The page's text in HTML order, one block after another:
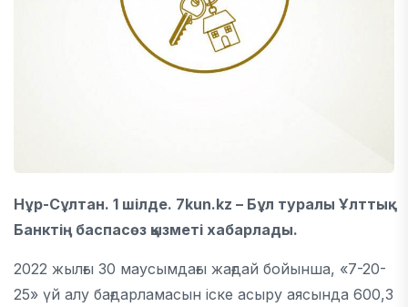
Нұр-Сұлтан. 1 шілде. 7kun.kz – Бұл туралы Ұлттық
Банктің баспасөз қызметі хабарлады.
2022 жылғы 30 маусымдағы жағдай бойынша, «7-20-
25» үй алу бағдарламасын іске асыру аясында 600,3